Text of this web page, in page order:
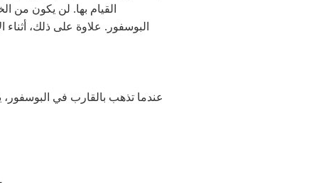
القيام بها. لن يكون من
البوسفور. علاوة على ذلك،
عندما تذهب بالقارب في البوسفور،